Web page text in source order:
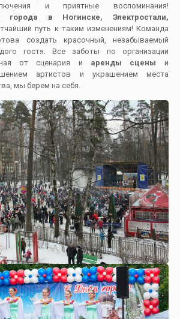
и приятные воспоминания!
города в Ногинске, Электростали,
путь к таким изменениям! Команда
создать красочный, незабываемый
гостя. Все заботы по организации
от сценария и аренды сцены и
артистов и украшением места
мы берем на себя.